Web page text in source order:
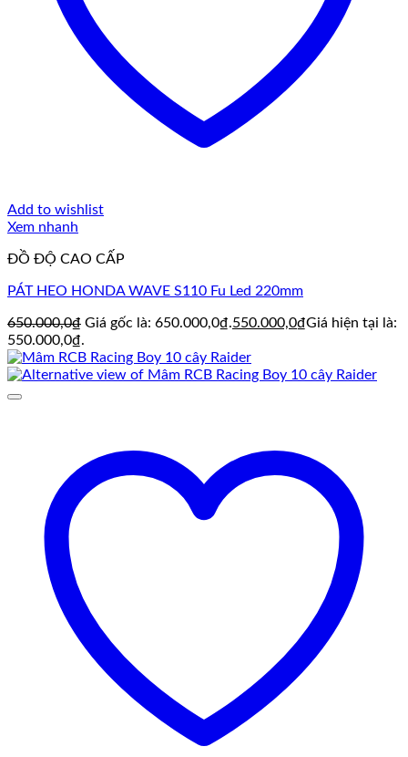
Add to wishlist
Xem nhanh
ĐỒ ĐỘ CAO CẤP
PÁT HEO HONDA WAVE S110 Fu Led 220mm
650.000,0₫ Giá gốc là: 650.000,0₫.550.000,0₫Giá hiện tại là:
550.000,0₫.